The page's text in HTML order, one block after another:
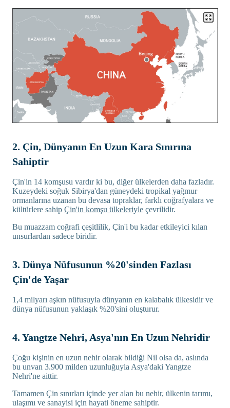
2. Çin, Dünyanın En Uzun Kara Sınırına
Sahiptir
Çin'in 14 komşusu vardır ki bu, diğer ülkelerden daha fazladır.
Kuzeydeki soğuk Sibirya'dan güneydeki tropikal yağmur
ormanlarına uzanan bu devasa topraklar, farklı coğrafyalara ve
kültürlere sahip Çin'in komşu ülkeleriyle çevrilidir.
Bu muazzam coğrafi çeşitlilik, Çin'i bu kadar etkileyici kılan
unsurlardan sadece biridir.
3. Dünya Nüfusunun %20'sinden Fazlası
Çin'de Yaşar
1,4 milyarı aşkın nüfusuyla dünyanın en kalabalık ülkesidir ve
dünya nüfusunun yaklaşık %20'sini oluşturur.
4. Yangtze Nehri, Asya'nın En Uzun Nehridir
Çoğu kişinin en uzun nehir olarak bildiği Nil olsa da, aslında
bu unvan 3.900 milden uzunluğuyla Asya'daki Yangtze
Nehri'ne aittir.
Tamamen Çin sınırları içinde yer alan bu nehir, ülkenin tarımı,
ulaşımı ve sanayisi için hayati öneme sahiptir.